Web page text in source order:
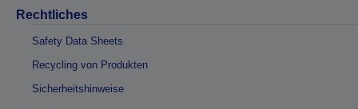
Rechtliches
Safety Data Sheets
Recycling von Produkten
Sicherheitshinweise